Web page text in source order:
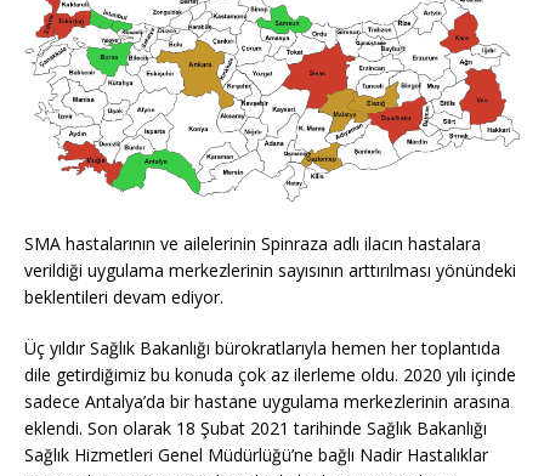
SMA hastalarının ve ailelerinin Spinraza adlı ilacın hastalara
verildiği uygulama merkezlerinin sayısının arttırılması yönündeki
beklentileri devam ediyor.
Üç yıldır Sağlık Bakanlığı bürokratlarıyla hemen her toplantıda
dile getirdiğimiz bu konuda çok az ilerleme oldu. 2020 yılı içinde
sadece Antalya’da bir hastane uygulama merkezlerinin arasına
eklendi. Son olarak 18 Şubat 2021 tarihinde Sağlık Bakanlığı
Sağlık Hizmetleri Genel Müdürlüğü’ne bağlı Nadir Hastalıklar